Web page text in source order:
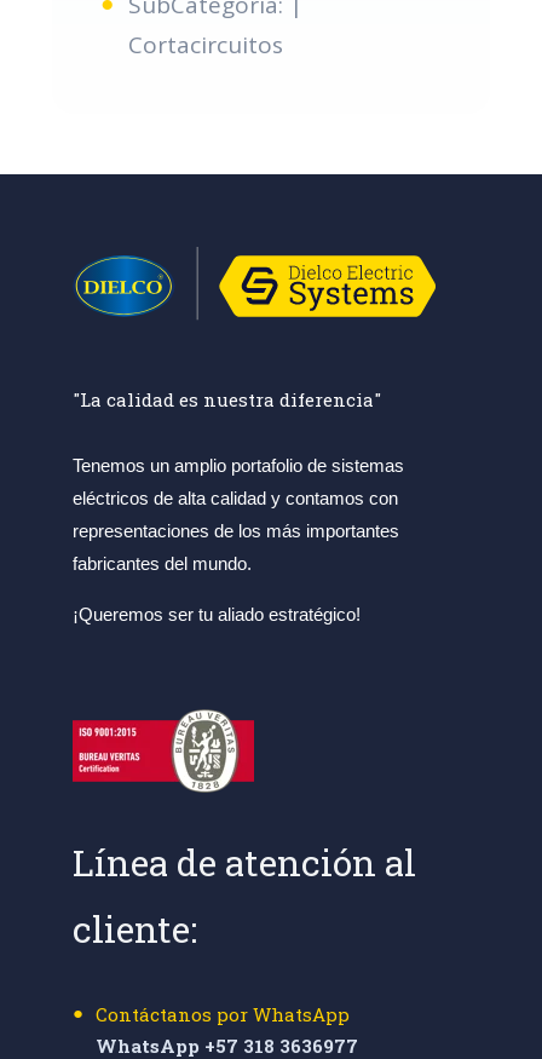
Cortacircuitos
"La calidad es nuestra diferencia"
Tenemos un amplio portafolio de sistemas
eléctricos de alta calidad y contamos con
representaciones de los más importantes
fabricantes del mundo.
¡Queremos ser tu aliado estratégico!
Línea de atención al
cliente:
Contáctanos por WhatsApp
WhatsApp +57 318 3636977